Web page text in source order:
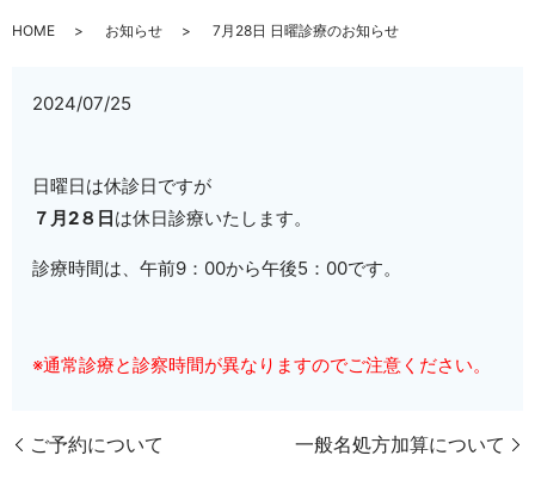
HOME お知らせ 7月28日 日曜診療のお知らせ
2024/07/25
日曜日は休診日ですが
７月2８日は休日診療いたします。
診療時間は、午前9：00から午後5：00です。
※通常診療と診察時間が異なりますのでご注意ください。
ご予約について 一般名処方加算について